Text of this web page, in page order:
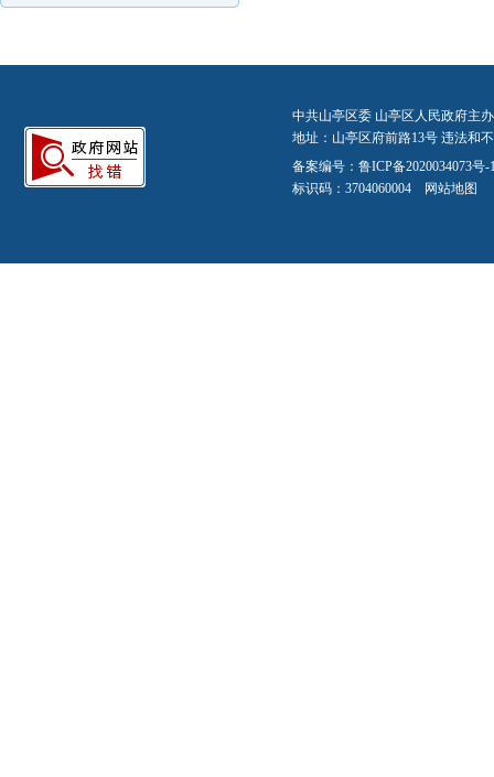
中共山亭区委 山亭区人民政府主
地址：山亭区府前路13号 违法和
备案编号： 鲁ICP备2020034073号-
标识码：3704060004 网站地图